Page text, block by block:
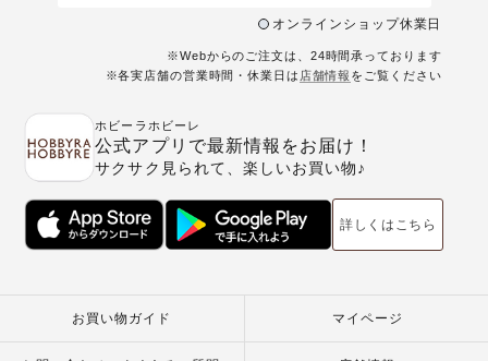
オンラインショップ休業日
※Webからのご注文は、24時間承っております
※各実店舗の営業時間・休業日は 店舗情報 をご覧ください
ホビーラホビーレ
公式アプリで最新情報をお届け！
サクサク見られて、楽しいお買い物♪
詳しくはこちら
お買い物ガイド マイページ